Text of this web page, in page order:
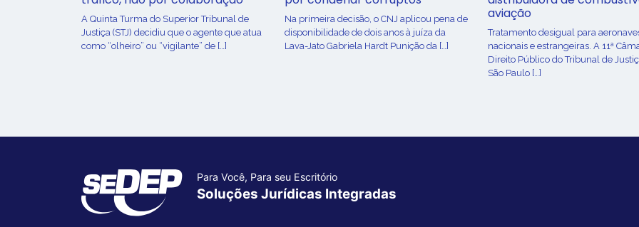
A Quinta Turma do Superior Tribunal de
Justiça (STJ) decidiu que o agente que atua
como “olheiro” ou “vigilante” de […]
Na primeira decisão, o CNJ aplicou pena de
disponibilidade de dois anos à juíza da
Lava-Jato Gabriela Hardt Punição da […]
aviação
Tratamento desigual para
nacionais e estrangeiras. A 11ª
Direito Público do Tribunal de
São Paulo […]
Para Você, Para seu Escritório
Soluções Jurídicas Integradas